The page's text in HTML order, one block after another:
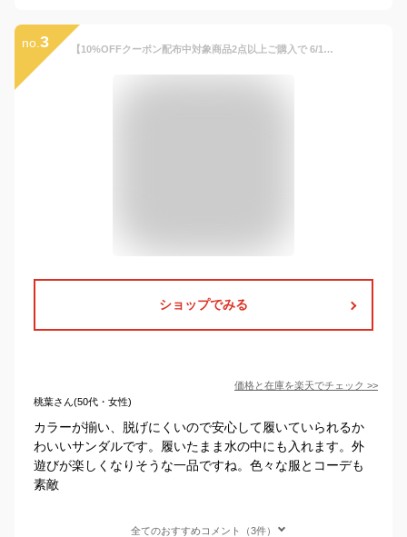
no. 3 【10%OFFクーポン配布中対象商品2点以上ご購入で 6/1 ワンダフルデー】サンダル イゴール キッズ クラシカ クリスタル グリッター ベルクロ igor CLASICA 11cm-21cm【国内正規品】到着後1か月以内にレビューを書いて次回500円OFFクーポン配布中
ショップでみる
価格と在庫を楽天でチェック >>
桃葉さん(50代・女性)
カラーが揃い、脱げにくいので安心して履いていられるか
わいいサンダルです。履いたまま水の中にも入れます。外
遊びが楽しくなりそうな一品ですね。色々な服とコーデも
素敵
全てのおすすめコメント（3件）